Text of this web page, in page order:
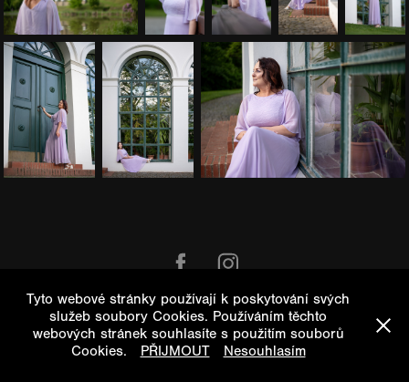
Na veškeré fotografie se vztahují autorská práva
Tyto webové stránky používají k poskytování svých
služeb soubory Cookies. Používáním těchto
webových stránek souhlasíte s použitím souborů
Cookies.
PŘIJMOUT Nesouhlasím